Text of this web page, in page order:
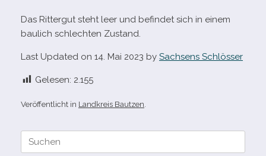
Das Rittergut steht leer und befin­det sich in einem
bau­lich schlech­ten Zustand.
Last Updated on 14. Mai 2023 by Sachsens Schlösser
Gelesen: 2.155
Veröffentlicht in Landkreis Bautzen
Suche